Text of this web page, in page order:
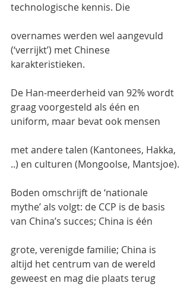
technologische kennis. Die
overnames werden wel aangevuld
(‘verrijkt’) met Chinese
karakteristieken.
De Han-meerderheid van 92% wordt
graag voorgesteld als één en
uniform, maar bevat ook mensen
met andere talen (Kantonees, Hakka,
..) en culturen (Mongoolse, Mantsjoe).
Boden omschrijft de ‘nationale
mythe’ als volgt: de CCP is de basis
van China’s succes; China is één
grote, verenigde familie; China is
altijd het centrum van de wereld
geweest en mag die plaats terug